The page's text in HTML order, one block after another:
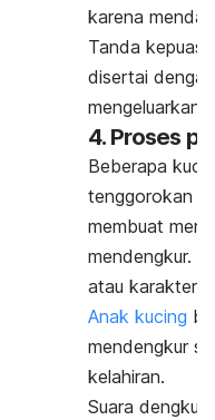
karena
Tanda
disertai
mengeluarkan
4. Proses
Beberapa
tenggorokan
membuat
mendengkur.
atau
Anak kucing
mendengkur
kelahiran.
Suara